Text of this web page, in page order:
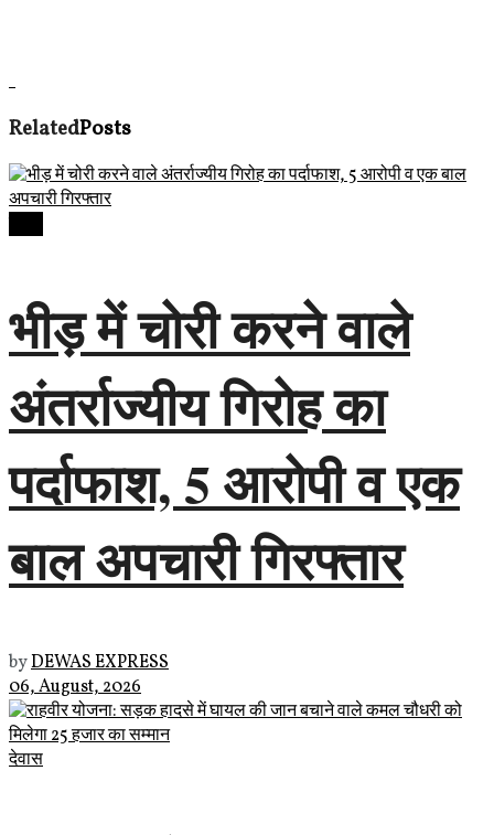
RelatedPosts
भीड़ में चोरी करने वाले
अंतर्राज्यीय गिरोह का
पर्दाफाश, 5 आरोपी व एक
बाल अपचारी गिरफ्तार
byDEWAS EXPRESS
06, August, 2026
देवास